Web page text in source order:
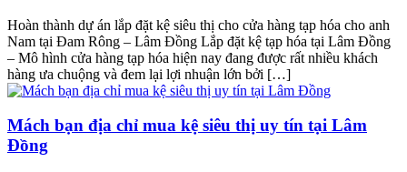
Hoàn thành dự án lắp đặt kệ siêu thị cho cửa hàng tạp hóa cho anh
Nam tại Đam Rông – Lâm Đồng Lắp đặt kệ tạp hóa tại Lâm Đồng
– Mô hình cửa hàng tạp hóa hiện nay đang được rất nhiều khách
hàng ưa chuộng và đem lại lợi nhuận lớn bởi […]
Mách bạn địa chỉ mua kệ siêu thị uy tín tại Lâm
Đồng